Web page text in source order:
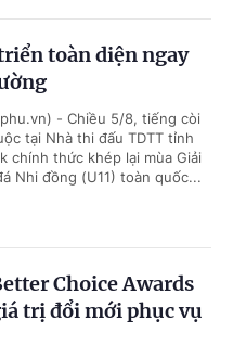
toàn diện ngay
- Chiều 5/8, tiếng còi
tại Nhà thi đấu TDTT tỉnh
chính thức khép lại mùa Giải
Nhi đồng (U11) toàn quốc...
Choice Awards
trị đổi mới phục vụ